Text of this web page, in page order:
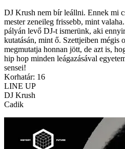
DJ Krush nem bír leállni. Ennek mi
mester zeneileg frissebb, mint
pályán levő DJ-t ismerünk, aki
kutatásán, mint ő. Szettjeiben mégis
megmutatja honnan jött, de azt is,
hip hop minden leágazásával
sensei!
Korhatár: 16
LINE UP
DJ Krush
Cadik